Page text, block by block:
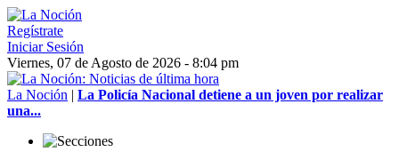
Regístrate
Iniciar Sesión
Viernes, 07 de Agosto de 2026 - 8:04 pm
La Noción | La Policía Nacional detiene a un joven por realizar
una...